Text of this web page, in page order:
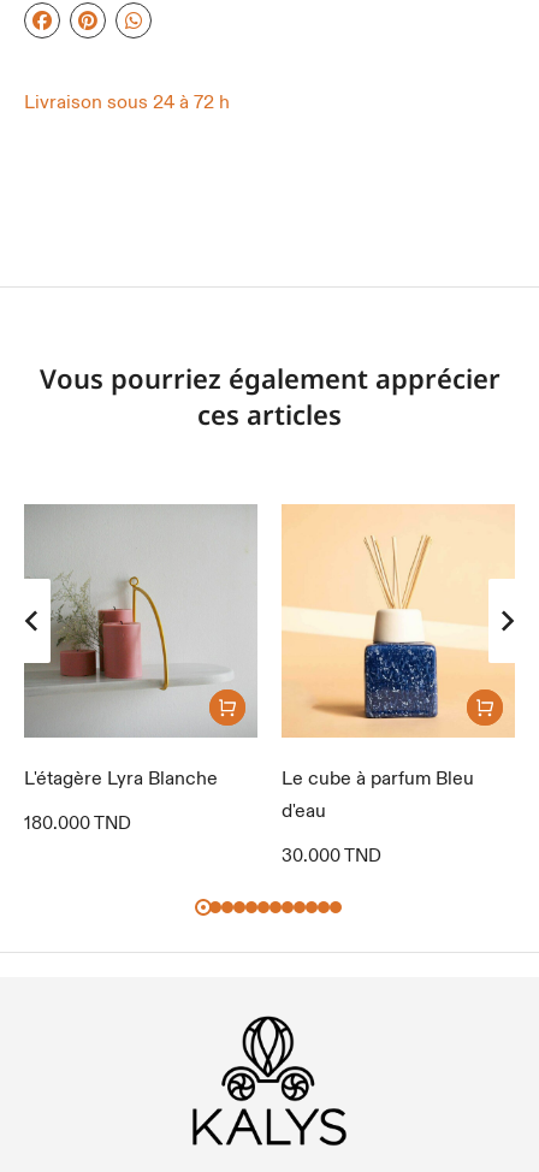
Livraison sous 24 à 72 h
Vous pourriez également apprécier
ces articles
L'étagère Lyra Blanche
180.000TND
Le cube à parfum Bleu
d'eau
30.000TND